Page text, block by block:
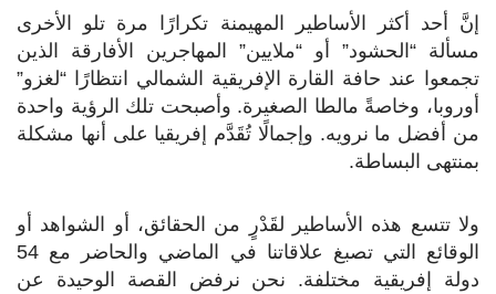
إنَّ أحد أكثر الأساطير المهيمنة تكرارًا مرة تلو الأخرى
مسألة “الحشود” أو “ملايين” المهاجرين الأفارقة الذين
تجمعوا عند حافة القارة الإفريقية الشمالي انتظارًا “لغزو”
أوروبا، وخاصةً مالطا الصغيرة. وأصبحت تلك الرؤية واحدة
من أفضل ما نرويه. وإجمالًا تُقَدَّم إفريقيا على أنها مشكلة
بمنتهى البساطة.
ولا تتسع هذه الأساطير لقَدْرٍ من الحقائق، أو الشواهد أو
الوقائع التي تصبغ علاقاتنا في الماضي والحاضر مع 54
دولة إفريقية مختلفة. نحن نرفض القصة الوحيدة عن